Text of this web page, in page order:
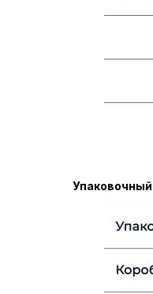
Упаковочный